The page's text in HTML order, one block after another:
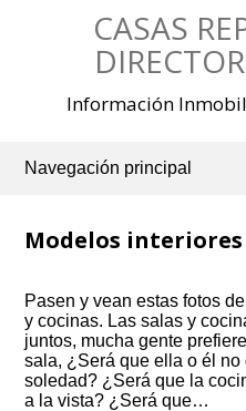
CASAS
Información
Navegación principal
Modelos interiores
Pasen y vean estas fotos
y cocinas. Las salas y
juntos, mucha gente
sala, ¿Será que ella o él no
soledad? ¿Será que la
a la vista? ¿Será que…